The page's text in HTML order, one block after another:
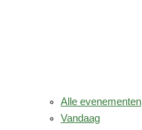
Alle evenementen
Vandaag